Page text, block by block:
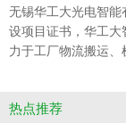
无锡华工大光电智
设项目证书，华工
力于工厂物流搬运、
热点推荐